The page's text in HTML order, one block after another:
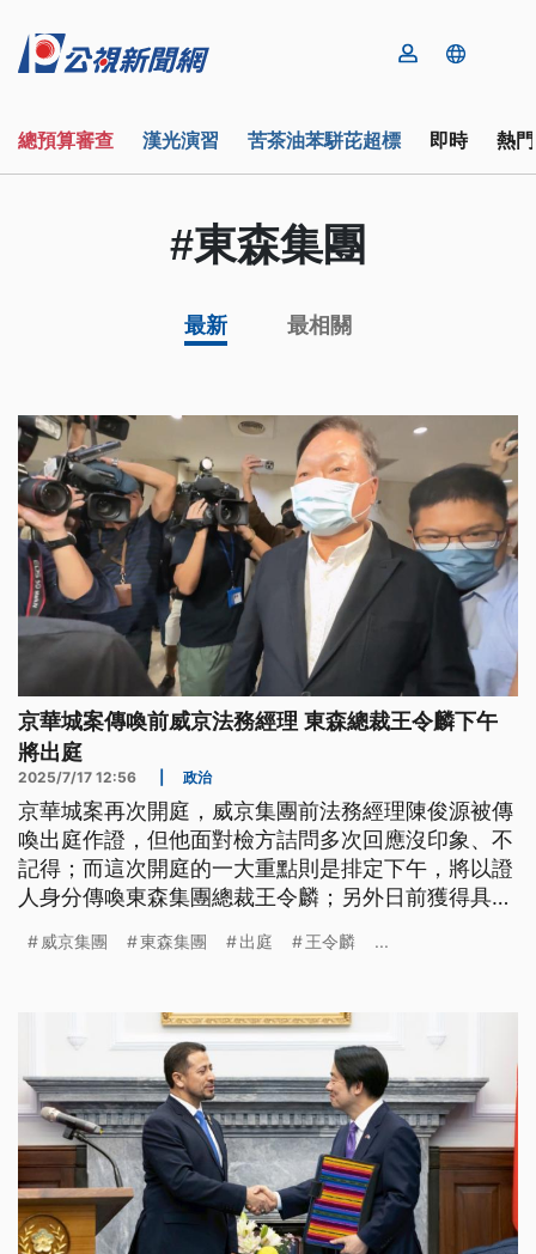
總預算審查 漢光演習 苦茶油苯駢芘超標 即時 熱
#東森集團
最新 最相關
京華城案傳喚前威京法務經理 東森總裁王令麟下午
將出庭
2025/7/17 12:56 政治
京華城案再次開庭，威京集團前法務經理陳俊源被傳
喚出庭作證，但他面對檢方詰問多次回應沒印象、不
記得；而這次開庭的一大重點則是排定下午，將以證
人身分傳喚東森集團總裁王令麟；另外日前獲得具保
保，合議庭也裁定可以改以自提3億具保。
威京集團 東森集團 出庭 王令麟 ...